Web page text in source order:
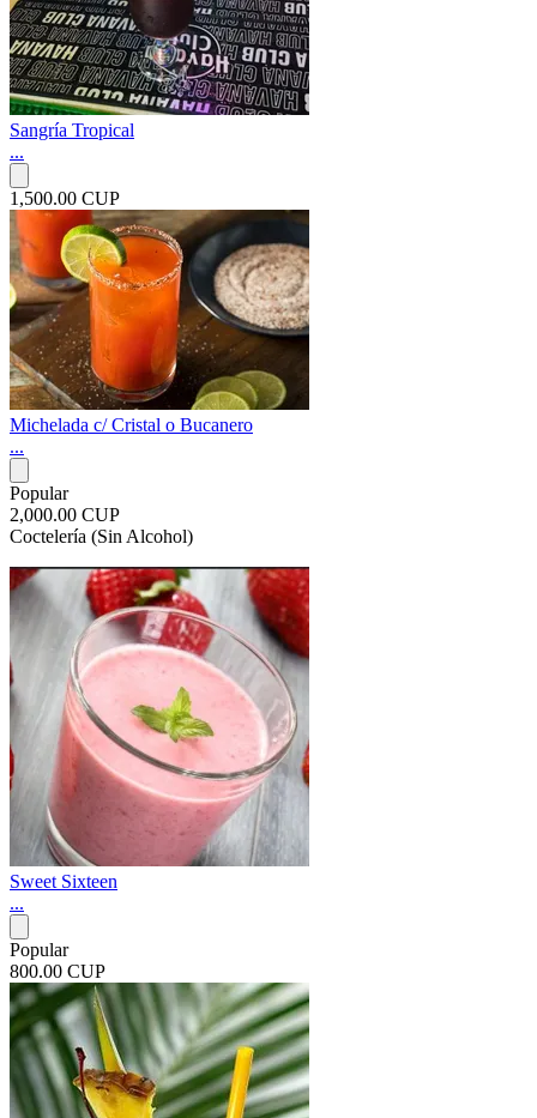
Sangría Tropical
...
1,500.00 CUP
Michelada c/ Cristal o Bucanero
...
Popular
2,000.00 CUP
Coctelería (Sin Alcohol)
Sweet Sixteen
...
Popular
800.00 CUP